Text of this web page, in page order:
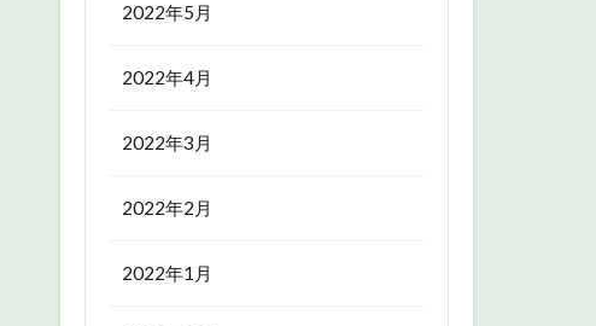
2022年5月
2022年4月
2022年3月
2022年2月
2022年1月